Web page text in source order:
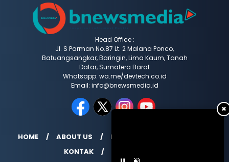
✖
Head Office :
Jl. S Parman No.87 Lt. 2 Malana Ponco,
Batuangsangkar, Baringin, Lima Kaum, Tanah
Datar, Sumatera Barat
Whatsapp: wa.me/devtech.co.id
Email: info@bnewsmedia.id
HOME ABOUT US REDAKSI
KONTAK